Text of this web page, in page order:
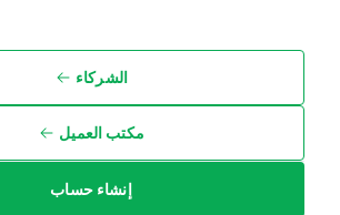
الشركاء
مكتب العميل
إنشاء حساب